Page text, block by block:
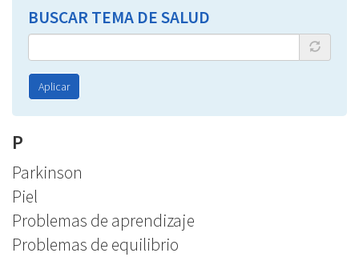
BUSCAR TEMA DE SALUD
Aplicar
P
Parkinson
Piel
Problemas de aprendizaje
Problemas de equilibrio